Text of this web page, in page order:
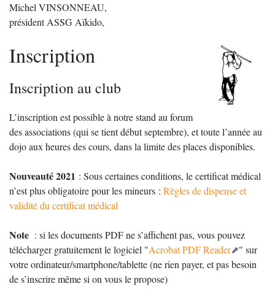
Michel VINSONNEAU,
président ASSG Aïkido,
Inscription
Inscription au club
L’inscription est possible à notre stand au forum
des associations (qui se tient début septembre), et toute l’année au
dojo aux heures des cours, dans la limite des places disponibles.
Nouveauté 2021 : Sous certaines conditions, le certificat médical
n’est plus obligatoire pour les mineurs : Règles de dispense et
validité du certificat médical
Note : si les documents PDF ne s’affichent pas, vous pouvez
télécharger gratuitement le logiciel "Acrobat PDF Reader
" sur
votre ordinateur/smartphone/tablette (ne rien payer, et pas besoin
de s’inscrire même si on vous le propose)